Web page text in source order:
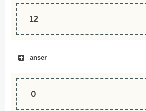
12
anser
０